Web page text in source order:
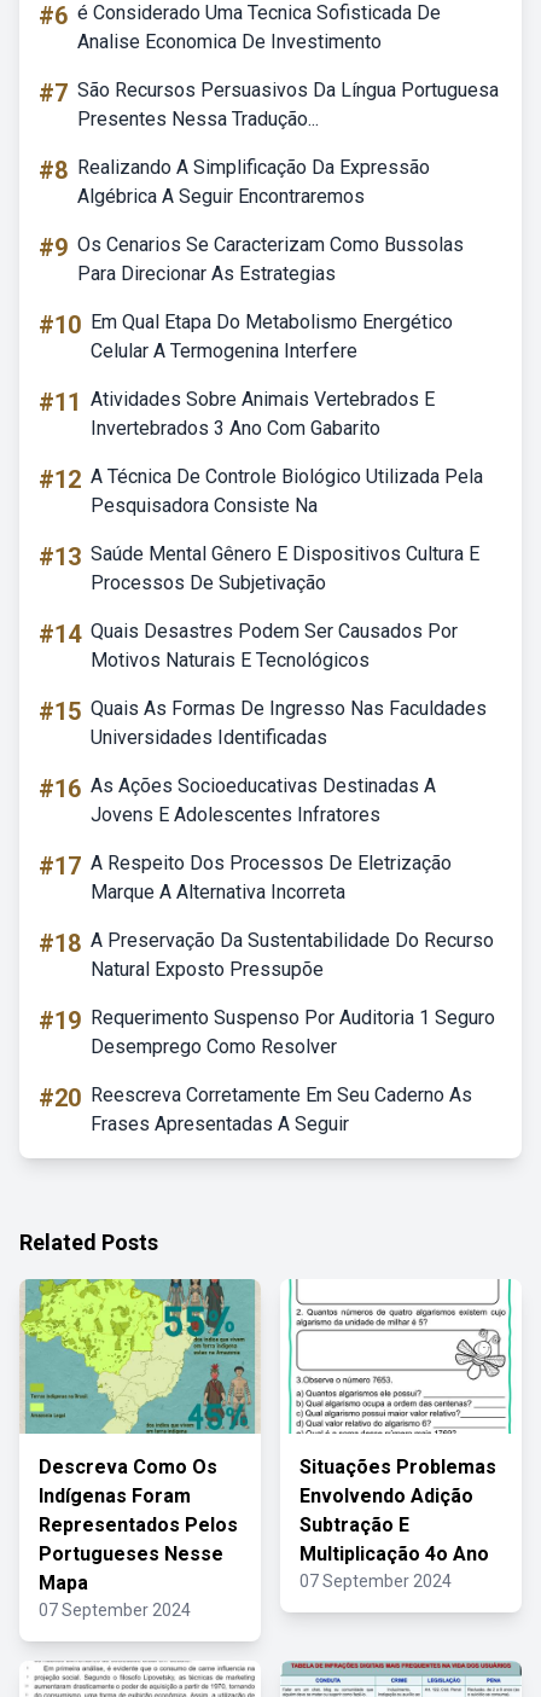
#6 é Considerado Uma Tecnica Sofisticada De
Analise Economica De Investimento
#7 São Recursos Persuasivos Da Língua Portuguesa
Presentes Nessa Tradução...
#8 Realizando A Simplificação Da Expressão
Algébrica A Seguir Encontraremos
#9 Os Cenarios Se Caracterizam Como Bussolas
Para Direcionar As Estrategias
#10 Em Qual Etapa Do Metabolismo Energético
Celular A Termogenina Interfere
#11 Atividades Sobre Animais Vertebrados E
Invertebrados 3 Ano Com Gabarito
#12 A Técnica De Controle Biológico Utilizada Pela
Pesquisadora Consiste Na
#13 Saúde Mental Gênero E Dispositivos Cultura E
Processos De Subjetivação
#14 Quais Desastres Podem Ser Causados Por
Motivos Naturais E Tecnológicos
#15 Quais As Formas De Ingresso Nas Faculdades
Universidades Identificadas
#16 As Ações Socioeducativas Destinadas A
Jovens E Adolescentes Infratores
#17 A Respeito Dos Processos De Eletrização
Marque A Alternativa Incorreta
#18 A Preservação Da Sustentabilidade Do Recurso
Natural Exposto Pressupõe
#19 Requerimento Suspenso Por Auditoria 1 Seguro
Desemprego Como Resolver
#20 Reescreva Corretamente Em Seu Caderno As
Frases Apresentadas A Seguir
Related Posts
Descreva Como Os
Indígenas Foram
Representados Pelos
Portugueses Nesse
Mapa
07 September 2024
Situações Problemas
Envolvendo Adição
Subtração E
Multiplicação 4o Ano
07 September 2024